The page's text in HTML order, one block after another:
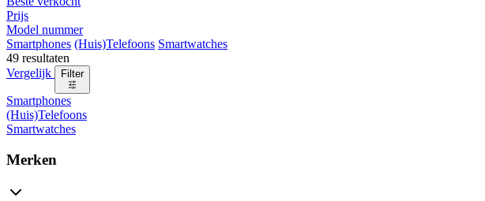
Prijs
Model nummer
Smartphones (Huis)Telefoons Smartwatches
49 resultaten
Vergelijk
Filter
Smartphones
(Huis)Telefoons
Smartwatches
Merken